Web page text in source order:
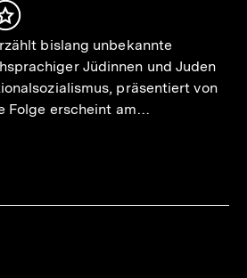
Inhalt
merkenbislang unbekannte
Jüdinnen und Juden
präsentiert von
Folge erscheint am…